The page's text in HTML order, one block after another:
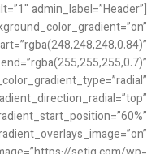
admin_label=”Header”